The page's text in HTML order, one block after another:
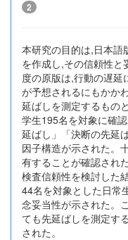
2
本研究の目的は,日本
を作成し,その信頼性と
度の原版は,行動の遅延
が予想されるにもかか
延ばしを測定するもの
学生195名を対象に確
延ばし」「決断の先延
因子構造が示された。
有することが確認され
検査信頼性を検討した
44名を対象とした日常
念妥当性が示された。
ても先延ばしを測定す
された。